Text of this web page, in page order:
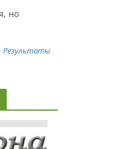
но
Результаты